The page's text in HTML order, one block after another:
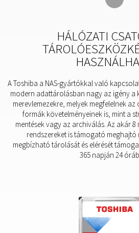
HÁLÓZATI
A Toshiba a NAS-gyártókkal való
modern adattárolásban nagy az igény a
merevlemezekre, melyek megfelelnek
formák követelményeinek is, mint a
mentések vagy az archiválás. Az akár 8
rendszereket is támogató
megbízható tárolását és elérését
365 napján 24